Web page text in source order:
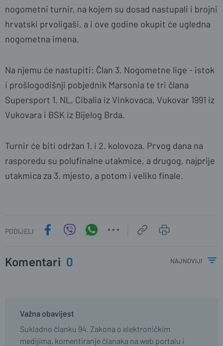
nogometni turnir, na kojem su dosad nastupali i brojni
hrvatski prvoligaši, a i ove godine okupit će ugledna
nogometna imena.
Na njemu će nastupiti: Član 3. Nogometne lige - istok
i prošlogodišnji pobjednik Marsonia te tri člana
Supersport 1. NL, Cibalia iz Vinkovaca, Vukovar 1991 iz
Vukovara i BSK iz Bijelog Brda.
Turnir će biti održan 1. i 2. kolovoza. Prvog dana na
rasporedu su polufinalne utakmice, a drugog, najprije
utakmica za 3. mjesto, a potom i veliko finale.
PODIJELI
Komentari 0 najnoviji
Važna obavijest
Sukladno članku 94. Zakona o elektroničkim
medijima, komentiranje članaka na web portalu i